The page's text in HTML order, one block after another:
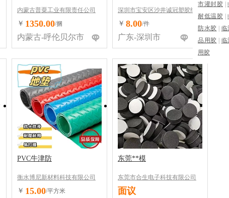
内蒙古普粟工业有限责任公司
￥ 1350.00/捆
内蒙古-呼伦贝尔市
深圳市宝安区沙井诚冠塑胶绝缘
材料经营部
￥ 8.00/件
广东-深圳市
PVC牛津防
衡水博尼新材料科技有限公司
￥ 15.00/平方米
东莞**模
东莞市合生电子科技有限公司
面议
市灌封胶
耐低温胶
防水胶
临
品用胶
临
用胶